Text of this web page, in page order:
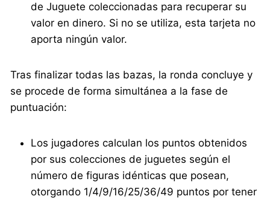
de Juguete coleccionadas para recuperar su
valor en dinero. Si no se utiliza, esta tarjeta no
aporta ningún valor.
Tras finalizar todas las bazas, la ronda concluye y
se procede de forma simultánea a la fase de
puntuación:
Los jugadores calculan los puntos obtenidos
por sus colecciones de juguetes según el
número de figuras idénticas que posean,
otorgando 1/4/9/16/25/36/49 puntos por tener